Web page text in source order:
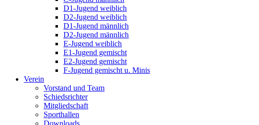
D1-Jugend weiblich
D2-Jugend weiblich
D1-Jugend männlich
D2-Jugend männlich
E-Jugend weiblich
E1-Jugend gemischt
E2-Jugend gemischt
F-Jugend gemischt u. Minis
Verein
Vorstand und Team
Schiedsrichter
Mitgliedschaft
Sporthallen
Downloads